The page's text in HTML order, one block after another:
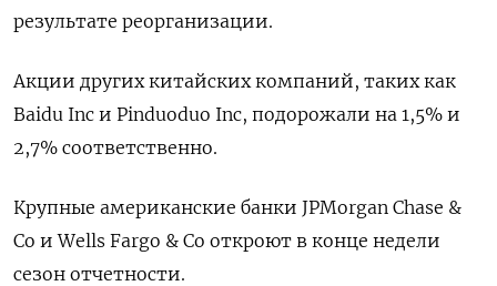
результате реорганизации.
Акции других китайских компаний, таких как
Baidu Inc и Pinduoduo Inc, подорожали на 1,5% и
2,7% соответственно.
Крупные американские банки JPMorgan Chase &
Co и Wells Fargo & Co откроют в конце недели
сезон отчетности.